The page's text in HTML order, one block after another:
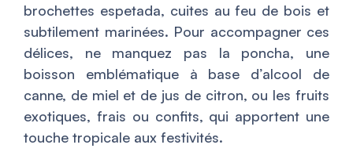
brochettes espetada, cuites au feu de bois et
subtilement marinées. Pour accompagner ces
délices, ne manquez pas la poncha, une
boisson emblématique à base d’alcool de
canne, de miel et de jus de citron, ou les fruits
exotiques, frais ou confits, qui apportent une
touche tropicale aux festivités.